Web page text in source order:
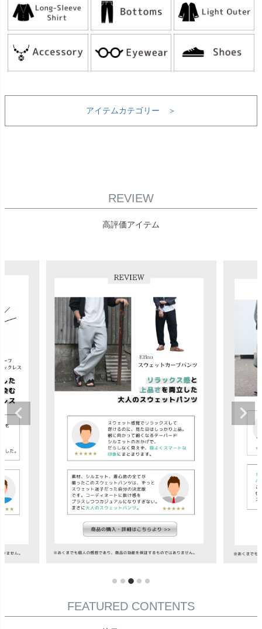
アイテムカテゴリー ＞
REVIEW
高評価アイテム
FEATURED CONTENTS